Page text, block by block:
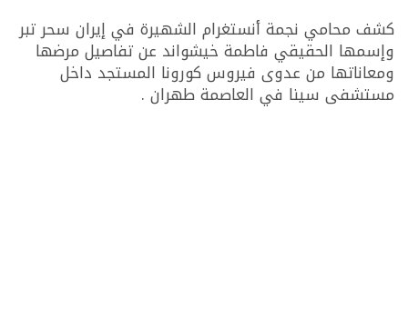
كشف محامي نجمة أنستغرام الشهيرة في إيران سحر تبر
وإسمها الحقيقي فاطمة خيشواند عن تفاصيل مرضها
ومعاناتها من عدوى فيروس كورونا المستجد داخل
مستشفى سينا في العاصمة طهران .